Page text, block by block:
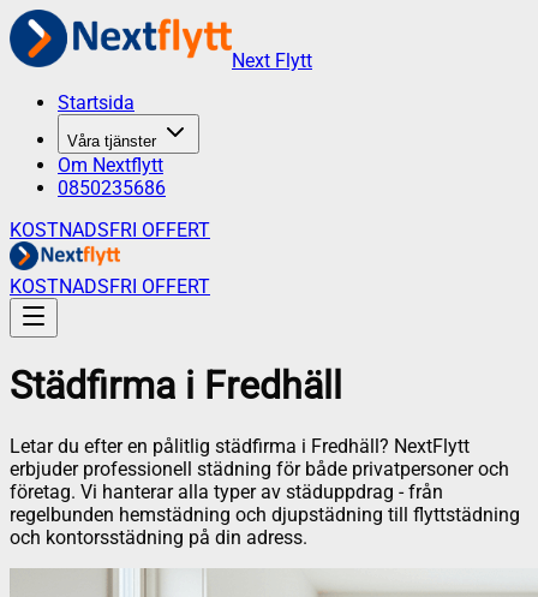
Next Flytt
Startsida
Våra tjänster
Om Nextflytt
0850235686
KOSTNADSFRI OFFERT
KOSTNADSFRI OFFERT
Städfirma i Fredhäll
Letar du efter en pålitlig städfirma i Fredhäll? NextFlytt
erbjuder professionell städning för både privatpersoner och
företag. Vi hanterar alla typer av städuppdrag - från
regelbunden hemstädning och djupstädning till flyttstädning
och kontorsstädning på din adress.